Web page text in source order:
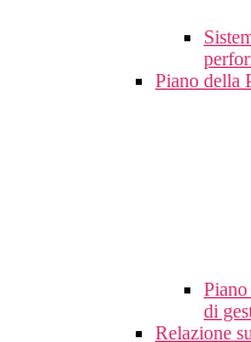
Piano della
di
Relazione